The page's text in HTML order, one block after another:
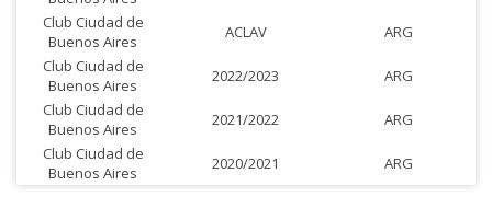
Club Ciudad de
Buenos Aires
ACLAV
ARG
Club Ciudad de
Buenos Aires
2022/2023
ARG
Club Ciudad de
Buenos Aires
2021/2022
ARG
Club Ciudad de
Buenos Aires
2020/2021 ARG